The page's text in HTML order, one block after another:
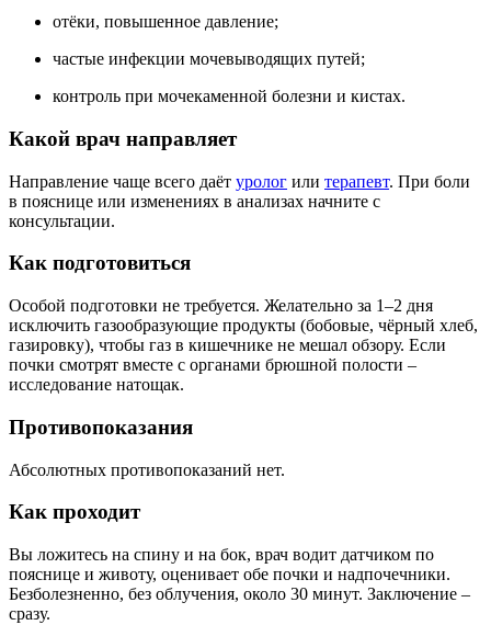
отёки, повышенное давление;
частые инфекции мочевыводящих путей;
контроль при мочекаменной болезни и кистах.
Какой врач направляет
Направление чаще всего даёт уролог или терапевт. При боли
в пояснице или изменениях в анализах начните с
консультации.
Как подготовиться
Особой подготовки не требуется. Желательно за 1–2 дня
исключить газообразующие продукты (бобовые, чёрный хлеб,
газировку), чтобы газ в кишечнике не мешал обзору. Если
почки смотрят вместе с органами брюшной полости –
исследование натощак.
Противопоказания
Абсолютных противопоказаний нет.
Как проходит
Вы ложитесь на спину и на бок, врач водит датчиком по
пояснице и животу, оценивает обе почки и надпочечники.
Безболезненно, без облучения, около 30 минут. Заключение –
сразу.